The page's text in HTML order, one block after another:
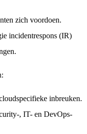
zich voordoen.
incidentrespons (IR)
inbreuken.
, IT- en DevOps-